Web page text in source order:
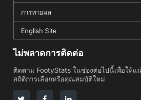
การทายผล
English Site
ไม่พลาดการติดต่อ
ติดตาม FootyStats ในช่องต่อไปนี้เพื่อให้
สถิติการเลือกหรือคุณสมบัติใหม่